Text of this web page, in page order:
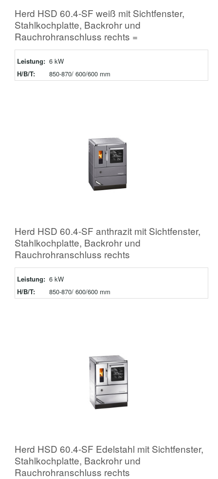
Herd HSD 60.4-SF weiß mit Sichtfenster,
Stahlkochplatte, Backrohr und
Rauchrohranschluss rechts =
Leistung: 6 kW
H/B/T:
850-870/ 600/600 mm
Herd HSD 60.4-SF anthrazit mit Sichtfenster,
Stahlkochplatte, Backrohr und
Rauchrohranschluss rechts
Leistung: 6 kW
H/B/T:
850-870/ 600/600 mm
Herd HSD 60.4-SF Edelstahl mit Sichtfenster,
Stahlkochplatte, Backrohr und
Rauchrohranschluss rechts